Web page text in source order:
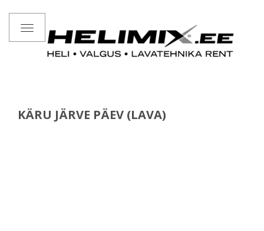
Toggle
navigation
KÄRU JÄRVE PÄEV (LAVA)